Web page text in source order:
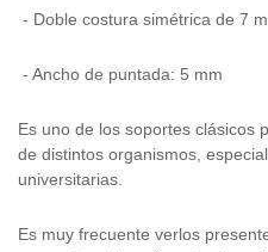
- Doble costura simétrica de 7
- Ancho de puntada: 5 mm
Es uno de los soportes clásicos
de distintos organismos,
universitarias.
Es muy frecuente verlos